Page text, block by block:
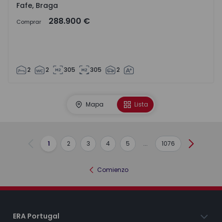
Fafe, Braga
Comprar 288.900 €
2 2 305 305 2
Mapa Lista
Anterior
1 2 3 4 5 ... 1076
Comienzo
ERA Portugal